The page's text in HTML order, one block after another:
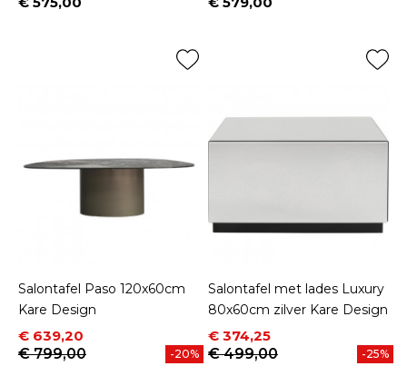
Prijs Prijs
Salontafel Paso 120x60cm
Kare Design
Prijs
€ 639,20
Normale prijs
€ 799,00
-20%
Salontafel met lades Luxury
80x60cm zilver Kare Design
Prijs
€ 374,25
Normale prijs
€ 499,00
-25%